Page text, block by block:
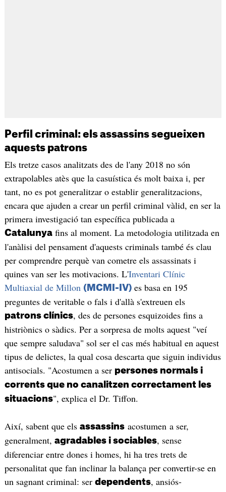
Perfil criminal: els assassins segueixen
aquests patrons
Els tretze casos analitzats des de l'any 2018 no són
extrapolables atès que la casuística és molt baixa i, per
tant, no es pot generalitzar o establir generalitzacions,
encara que ajuden a crear un perfil criminal vàlid, en ser la
primera investigació tan específica publicada a
Catalunyafins al moment. La metodologia utilitzada en
l'anàlisi del pensament d'aquests criminals també és clau
per comprendre perquè van cometre els assassinats i
quines van ser les motivacions. L'Inventari Clínic
Multiaxial de Millon (MCMI-IV)es basa en 195
preguntes de veritable o fals i d'allà s'extreuen els
patrons clínics, des de persones esquizoides fins a
histriònics o sàdics. Per a sorpresa de molts aquest "veí
que sempre saludava" sol ser el cas més habitual en aquest
tipus de delictes, la qual cosa descarta que siguin individus
antisocials. "Acostumen a ser persones normals i
corrents que no canalitzen correctament les
situacions", explica el Dr. Tiffon.
Així, sabent que els assassinsacostumen a ser,
generalment, agradables i sociables, sense
diferenciar entre dones i homes, hi ha tres trets de
personalitat que fan inclinar la balança per convertir-se en
un sagnant criminal: ser dependents, ansiós-